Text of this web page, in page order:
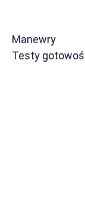
Manewry
Testy